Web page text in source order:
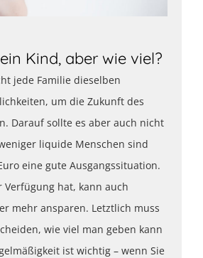
Kind, aber wie viel?
jede Familie dieselben
um die Zukunft des
Darauf sollte es aber auch nicht
liquide Menschen sind
eine gute Ausgangssituation.
Verfügung hat, kann auch
mehr ansparen. Letztlich muss
wie viel man geben kann
ist wichtig – wenn Sie